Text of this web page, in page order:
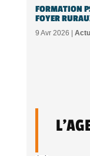
FORMATION
FOYER
9 Avr 2026 |